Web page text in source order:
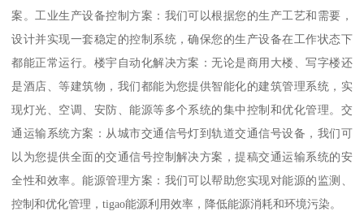
案。工业生产设备控制方案：我们可以根据您的生产工艺和需要，
设计并实现一套稳定的控制系统，确保您的生产设备在工作状态下
都能正常运行。楼宇自动化解决方案：无论是商用大楼、写字楼还
是酒店、等建筑物，我们都能为您提供智能化的建筑管理系统，实
现灯光、空调、安防、能源等多个系统的集中控制和优化管理。交
通运输系统方案：从城市交通信号灯到轨道交通信号设备，我们可
以为您提供全面的交通信号控制解决方案，提稿交通运输系统的安
全性和效率。能源管理方案：我们可以帮助您实现对能源的监测、
控制和优化管理，tigao能源利用效率，降低能源消耗和环境污染。